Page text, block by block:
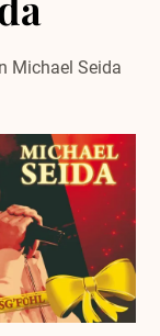
Michael Seida